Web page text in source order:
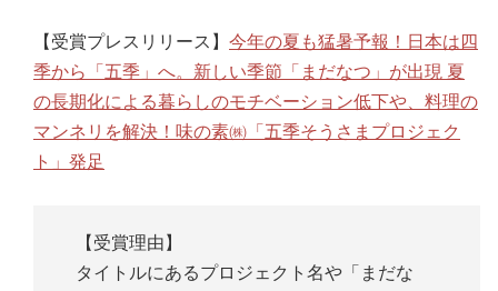
【受賞プレスリリース】 今年の夏も猛暑予報！日本は四
季から「五季」へ。新しい季節「まだなつ」が出現 夏
の長期化による暮らしのモチベーション低下や、料理の
マンネリを解決！味の素㈱「五季そうさまプロジェク
ト」発足
【受賞理由】
タイトルにあるプロジェクト名や「まだな